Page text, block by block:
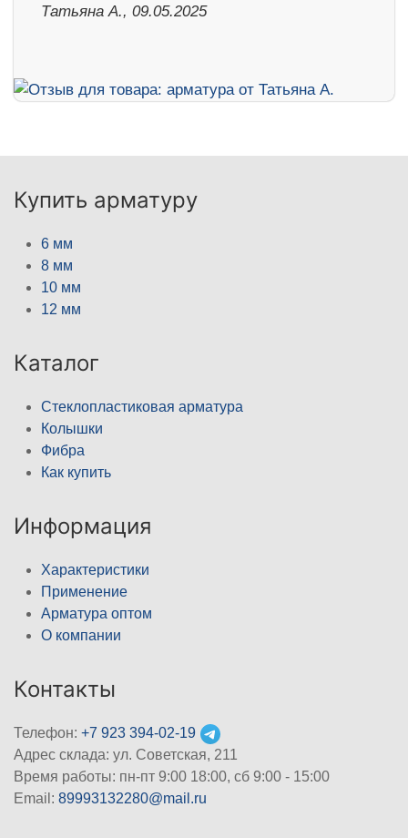
Татьяна А., 09.05.2025
Купить арматуру
6 мм
8 мм
10 мм
12 мм
Каталог
Стеклопластиковая арматура
Колышки
Фибра
Как купить
Информация
Характеристики
Применение
Арматура оптом
О компании
Контакты
Телефон: +7 923 394-02-19
Адрес склада: ул. Советская, 211
Время работы: пн-пт 9:00 18:00, сб 9:00 - 15:00
Email: 89993132280@mail.ru